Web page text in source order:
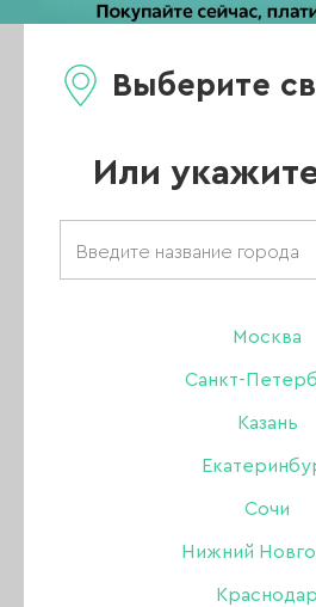
Выберите
Или
Москва
Санкт-
Казань
Сочи
Нижний
Краснодар
Каталог
Главная/
Каталог/
Аэрография/
Прокладка сопла, 5 шт